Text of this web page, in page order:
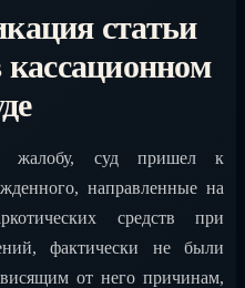
статьи
жалобу, суд пришел к
направленные на
средств при
фактически не были
от него причинам,